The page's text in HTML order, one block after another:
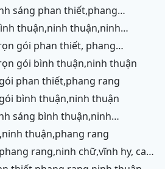
ranh
gói bình thuận,ninh thuận
phan thiết,phang rang
bình thuận,ninh thuận
rang,cam ranh
thuận,phang rang